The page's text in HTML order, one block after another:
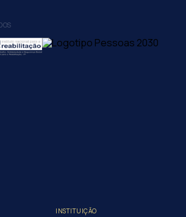
INSTITUIÇÃO